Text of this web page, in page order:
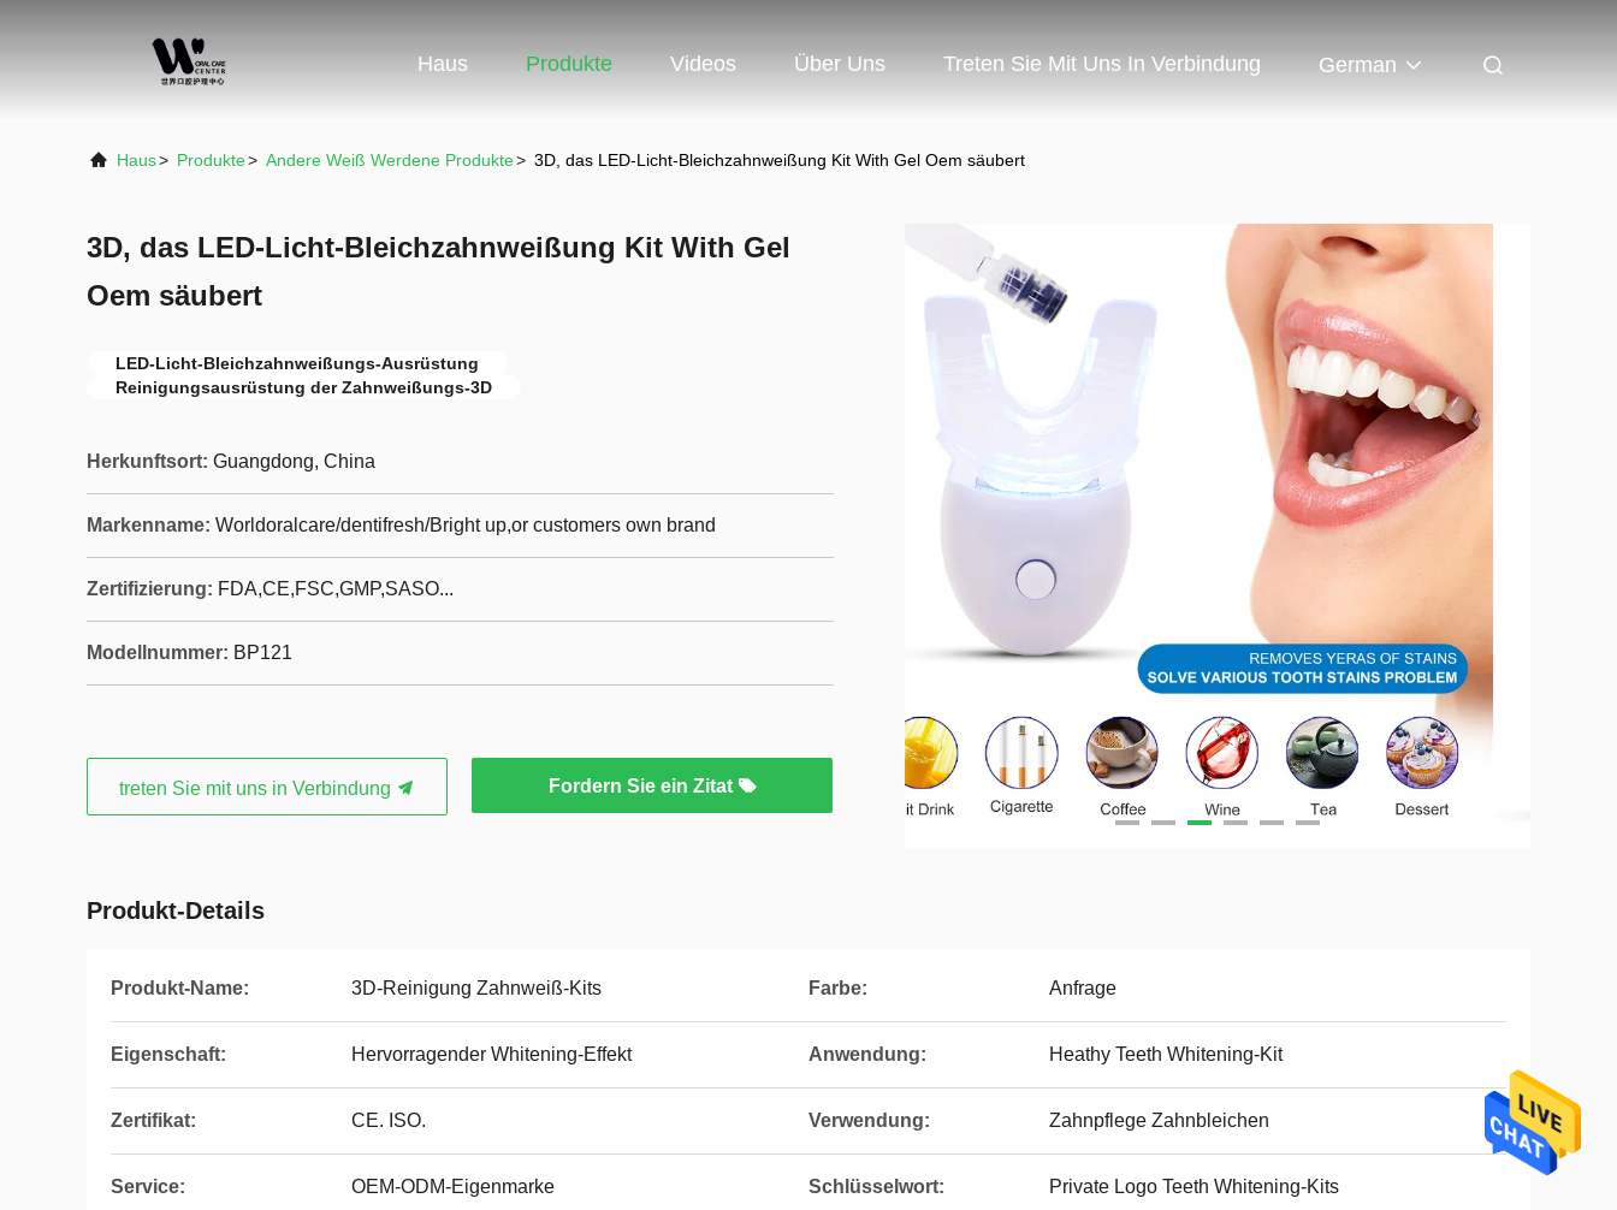
Haus Produkte Videos Über Uns Treten Sie Mit Uns In Verbindung German
Haus> Produkte> Andere Weiß Werdene Produkte> 3D, das LED-Licht-Bleichzahnweißung Kit With Gel Oem säubert
3D, das LED-Licht-Bleichzahnweißung Kit With Gel
Oem säubert
LED-Licht-Bleichzahnweißungs-Ausrüstung
Reinigungsausrüstung der Zahnweißungs-3D
Herkunftsort: Guangdong, China
Markenname: Worldoralcare/dentifresh/Bright up,or customers own brand
Zertifizierung: FDA,CE,FSC,GMP,SASO...
Modellnummer: BP121
treten Sie mit uns in Verbindung Fordern Sie ein Zitat
Produkt-Details
Produkt-Name: 3D-Reinigung Zahnweiß-Kits Farbe: Anfrage
Eigenschaft: Hervorragender Whitening-Effekt Anwendung: Heathy Teeth Whitening-Kit
Zertifikat: CE. ISO. Verwendung: Zahnpflege Zahnbleichen
Service: OEM-ODM-Eigenmarke Schlüsselwort: Private Logo Teeth Whitening-Kits